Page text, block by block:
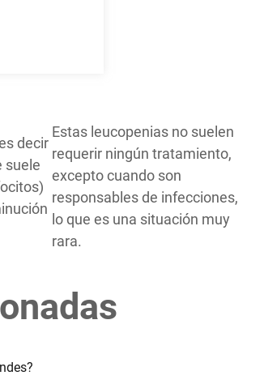
decir
suele
Estas leucopenias no suelen
requerir ningún tratamiento,
excepto cuando son
responsables de infecciones,
lo que es una situación muy
rara.